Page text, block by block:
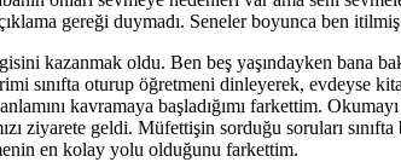
gereği duymadı. Seneler boyunca ben
kazanmak oldu. Ben beş yaşındayken bana
sınıfta oturup öğretmeni dinleyerek,
kavramaya başladığımı farkettim.
ziyarete geldi. Müfettişin sorduğu soruları
en kolay yolu olduğunu farkettim.